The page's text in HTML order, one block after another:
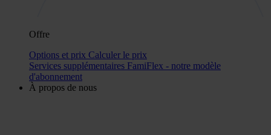
Offre
Options et prix Calculer le prix
Services supplémentaires FamiFlex - notre modèle
d'abonnement
À propos de nous